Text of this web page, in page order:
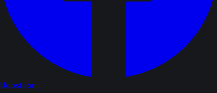
Udostępnij